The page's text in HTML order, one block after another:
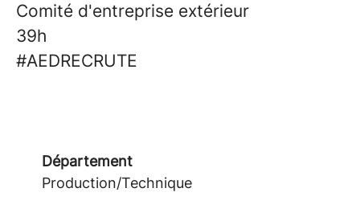
Comité d'entreprise extérieur
39h
#AEDRECRUTE
Département
Production/Technique